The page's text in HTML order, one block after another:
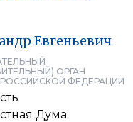
Евгеньевич
ОРГАН
РОССИЙСКОЙ ФЕДЕРАЦИИ
Дума